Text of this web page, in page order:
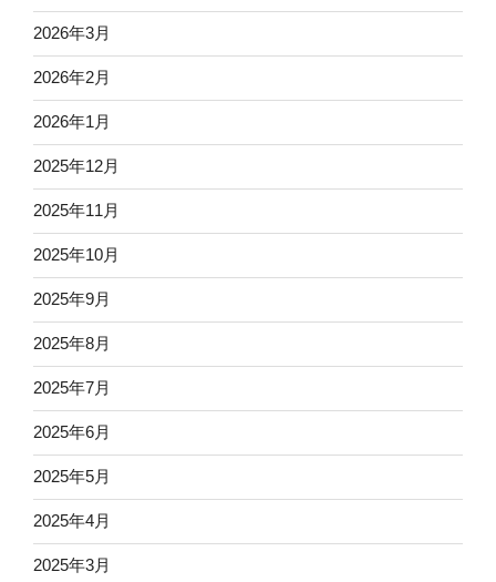
2026年3月
2026年2月
2026年1月
2025年12月
2025年11月
2025年10月
2025年9月
2025年8月
2025年7月
2025年6月
2025年5月
2025年4月
2025年3月